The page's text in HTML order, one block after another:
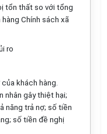
tổn thất so với tổng
Chính sách xã
ro
khách hàng.
nhân gây thiệt hại;
năng trả nợ; số tiền
số tiền đề nghị